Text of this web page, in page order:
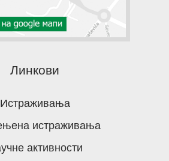
Линкови
Истраживања
истраживања
активности